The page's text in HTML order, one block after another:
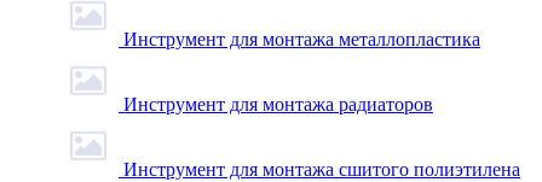
Инструмент для монтажа металлопластика
Инструмент для монтажа радиаторов
Инструмент для монтажа сшитого полиэтилена